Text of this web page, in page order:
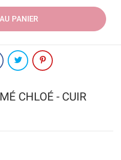
CHLOÉ - CUIR
PANIER